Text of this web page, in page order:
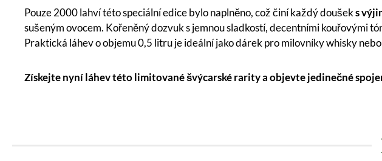
Pouze 2000 lahví této speciální edice bylo naplněno, což činí každý doušeks
sušeným ovocem. Kořeněný dozvuk s jemnou sladkostí, decentními kouřovými
Praktická láhev o objemu 0,5 litru je ideální jako dárek pro milovníky whisky
Získejte nyní láhev této limitované švýcarské rarity a objevte jedinečné